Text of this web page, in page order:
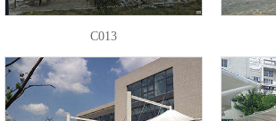
C013